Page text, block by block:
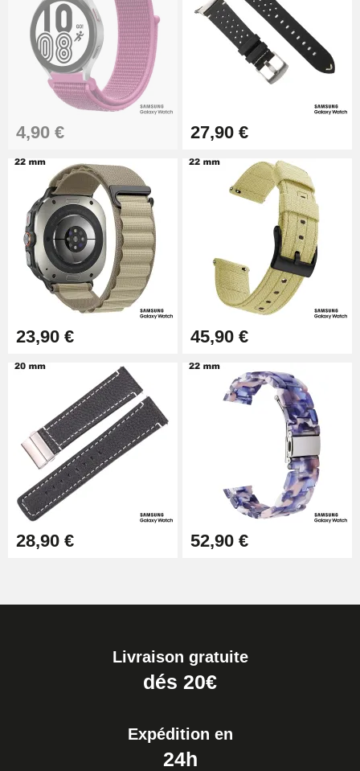
4,90 € 27,90 €
23,90 € 45,90 €
28,90 € 52,90 €
Livraison gratuite
dés 20€
Expédition en
24h